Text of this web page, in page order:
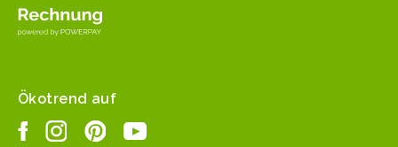
Ökotrend auf